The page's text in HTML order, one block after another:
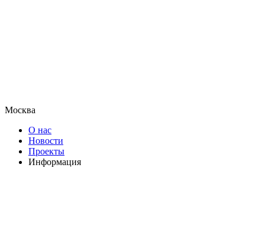
Москва
О нас
Новости
Проекты
Информация